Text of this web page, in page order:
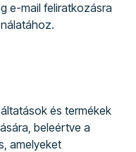
e-mail feliratkozásra
és termékek
beleértve a
amelyeket